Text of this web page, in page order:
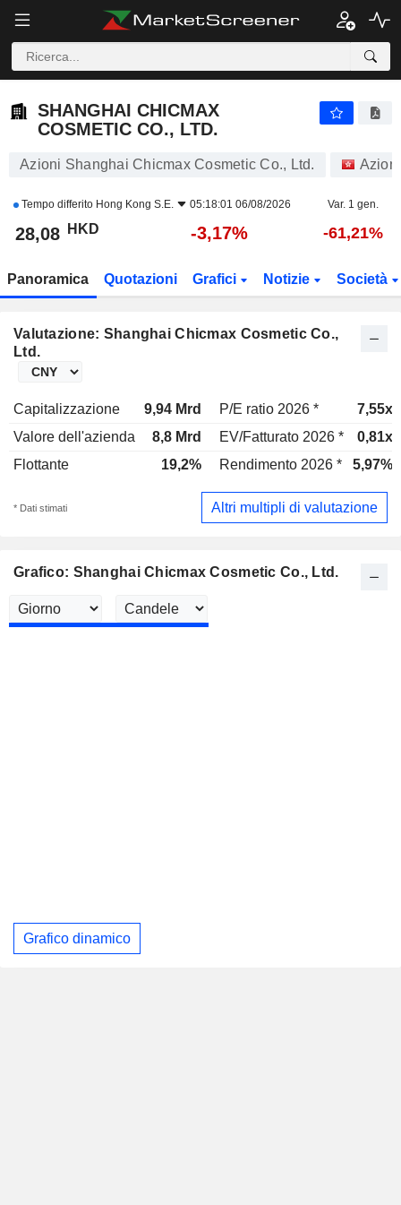
SHANGHAI CHICMAX
COSMETIC CO., LTD.
Azioni Shanghai Chicmax Cosmetic Co., Ltd. Azioni
Tempo differito Hong Kong S.E. 05:18:01 06/08/2026 Var. 1 gen.
28,08 HKD -3,17% -61,21%
Panoramica Quotazioni Grafici Notizie Società
Valutazione: Shanghai Chicmax Cosmetic Co.,
Ltd.
Capitalizzazione 9,94 Mrd P/E ratio 2026 *
7,55x
Valore dell'azienda
8,8 Mrd EV/Fatturato 2026 *
0,81x
Flottante
19,2% Rendimento 2026 * 5,97%
* Dati stimati Altri multipli di valutazione
Grafico: Shanghai Chicmax Cosmetic Co., Ltd.
Grafico dinamico